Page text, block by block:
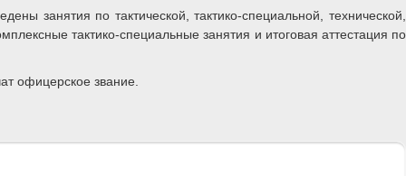
занятия по тактической, тактико-специальной, технической,
тактико-специальные занятия и итоговая аттестация по
офицерское звание.